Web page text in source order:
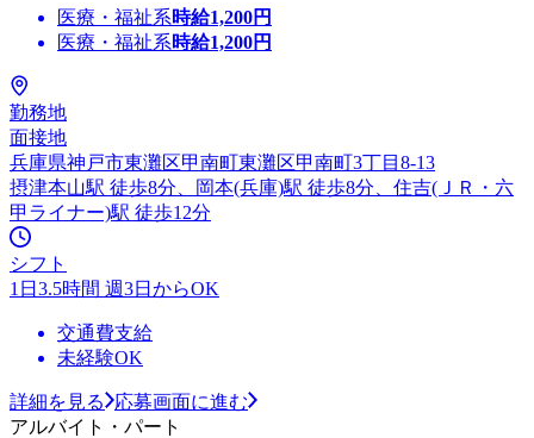
医療・福祉系時給1,200円
医療・福祉系時給1,200円
勤務地
面接地
兵庫県神戸市東灘区甲南町東灘区甲南町3丁目8-13
摂津本山駅 徒歩8分、岡本(兵庫)駅 徒歩8分、住吉(ＪＲ・六
甲ライナー)駅 徒歩12分
シフト
1日3.5時間 週3日からOK
交通費支給
未経験OK
詳細を見る
応募画面に進む
アルバイト・パート